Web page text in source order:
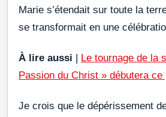
Marie s’étendait sur toute la
se transformait en une
À lire aussi
Le tournage de la
Passion du Christ » débutera ce
Je crois que le dépérissement